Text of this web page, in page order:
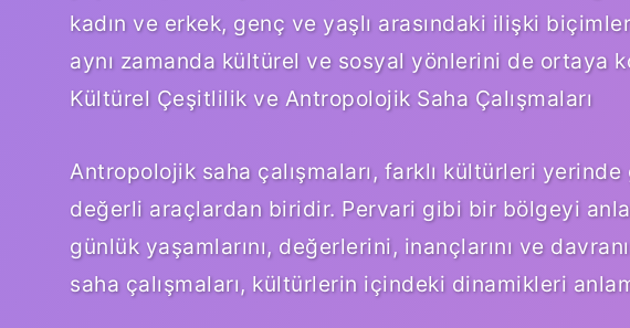
kadın ve erkek, genç ve yaşlı arasındaki ilişki
aynı zamanda kültürel ve sosyal yönlerini de ortaya
Kültürel Çeşitlilik ve Antropolojik Saha Çalışmaları
Antropolojik saha çalışmaları, farklı kültürleri
değerli araçlardan biridir. Pervari gibi bir bölgeyi
günlük yaşamlarını, değerlerini, inançlarını ve
saha çalışmaları, kültürlerin içindeki dinamikleri